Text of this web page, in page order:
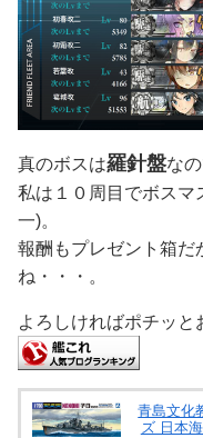
真のボスは羅針盤な
私は１０周目でボスマ
一)。
報酬もプレゼント箱だ
ね・・・。
よろしければポチッと
青島文化
ズ 日本